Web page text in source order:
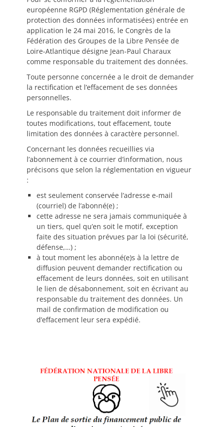
européenne RGPD (Réglementation générale de
protection des données informatisées) entrée en
application le 24 mai 2016, le Congrès de la
Fédération des Groupes de la Libre Pensée de
Loire-Atlantique désigne Jean-Paul Charaux
comme responsable du traitement des données.
Toute personne concernée a le droit de demander
la rectification et l’effacement de ses données
personnelles.
Le responsable du traitement doit informer de
toutes modifications, tout effacement, toute
limitation des données à caractère personnel.
Concernant les données recueillies via
l’abonnement à ce courrier d’information, nous
précisons que selon la réglementation en vigueur
:
est seulement conservée l’adresse e-mail
(courriel) de l’abonné(e) ;
cette adresse ne sera jamais communiquée à
un tiers, quel qu’en soit le motif, exception
faite des situation prévues par la loi (sécurité,
défense,…) ;
à tout moment les abonné(e)s à la lettre de
diffusion peuvent demander rectification ou
effacement de leurs données, soit en utilisant
le lien de désabonnement, soit en écrivant au
responsable du traitement des données. Un
mail de confirmation de modification ou
d’effacement leur sera expédié.